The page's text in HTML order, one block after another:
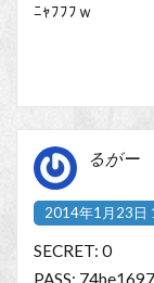
ﾆｬﾌﾌﾌｗ
るがー
2014年1月23日
SECRET: 0
PASS: